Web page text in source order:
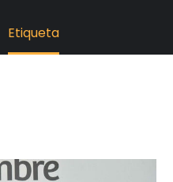
Etiqueta